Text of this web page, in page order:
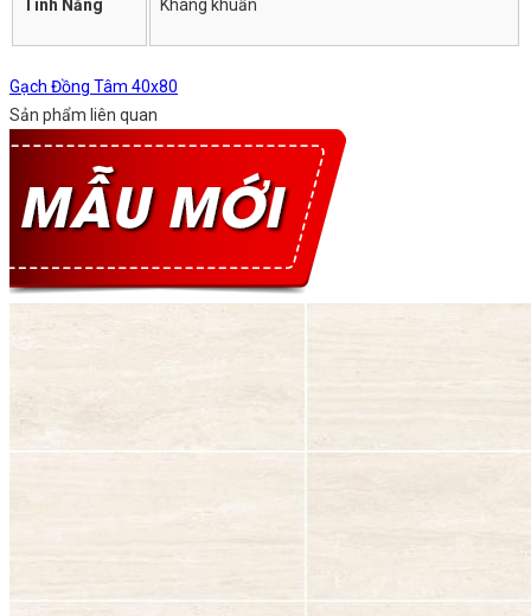
Tính Năng Kháng khuẩn
Gạch Đồng Tâm 40x80
Sản phẩm liên quan